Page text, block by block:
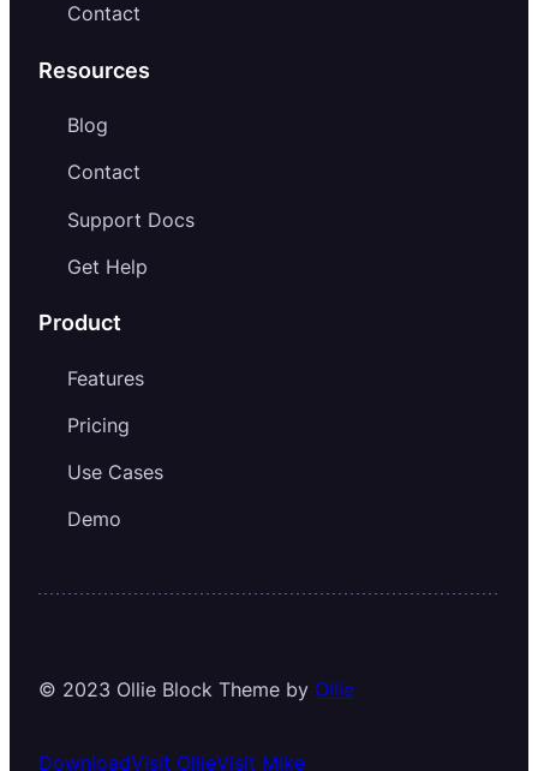
Contact
Resources
Blog
Contact
Support Docs
Get Help
Product
Features
Pricing
Use Cases
Demo
© 2023 Ollie Block Theme by Ollie
DownloadVisit OllieVisit Mike